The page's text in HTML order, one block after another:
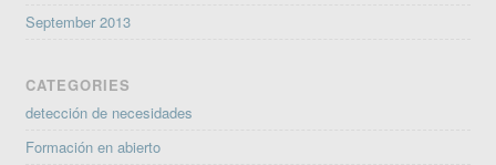
September 2013
CATEGORIES
detección de necesidades
Formación en abierto